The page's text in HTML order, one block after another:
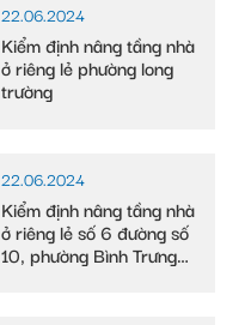
22.06.2024
Kiểm định nâng tầng nhà
ở riêng lẻ phường long
trường
22.06.2024
Kiểm định nâng tầng nhà
ở riêng lẻ số 6 đường số
10, phường Bình Trưng